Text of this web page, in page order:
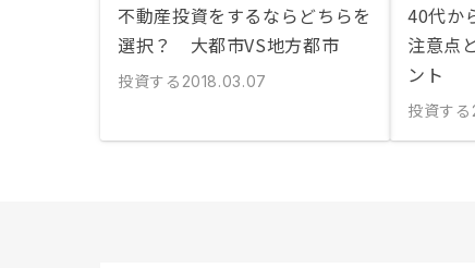
不動産投資をするならどちらを
選択？ 大都市VS地方都市
投資する 2018.03.07
40代か
注意点
ント
投資する